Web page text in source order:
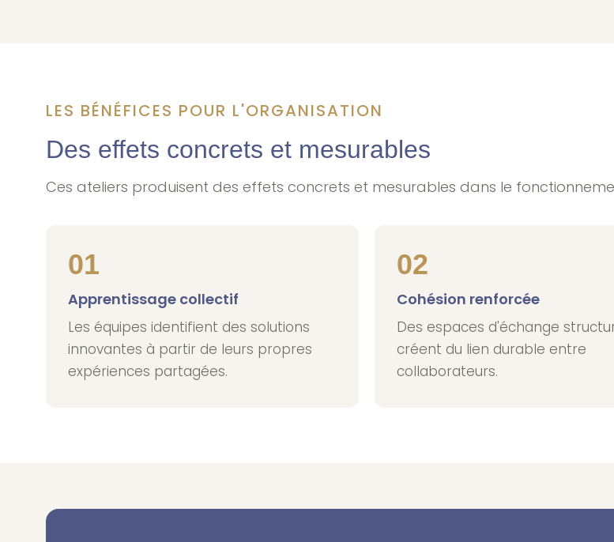
LES BÉNÉFICES POUR L'ORGANISATION
Des effets concrets et mesurables
Ces ateliers produisent des effets concrets et mesurables dans le
01
Apprentissage collectif
Les équipes identifient des solutions
innovantes à partir de leurs propres
expériences partagées.
02
Cohésion renforcée
Des espaces d'échange
créent du lien durable entre
collaborateurs.